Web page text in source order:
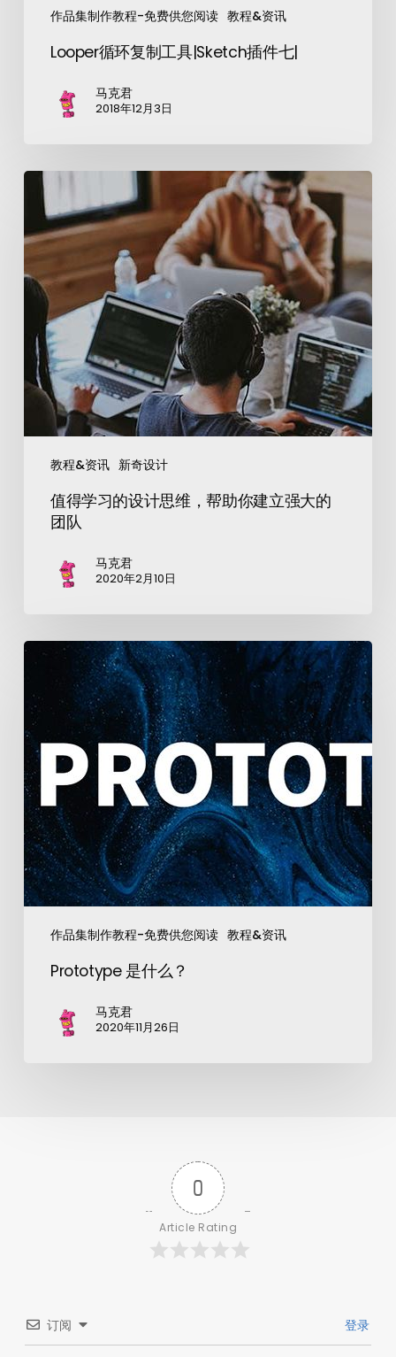
作品集制作教程-免费供您阅读 教程&资讯
Looper循环复制工具|Sketch插件七|
马克君
2018年12月3日
教程&资讯 新奇设计
值得学习的设计思维，帮助你建立强大的
团队
马克君
2020年2月10日
作品集制作教程-免费供您阅读 教程&资讯
Prototype 是什么？
马克君
2020年11月26日
0
Article Rating
订阅 登录